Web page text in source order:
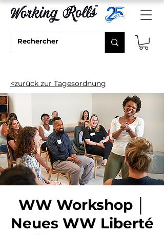
<zurück zur Tagesordnung
WW Workshop │
Neues WW Liberté